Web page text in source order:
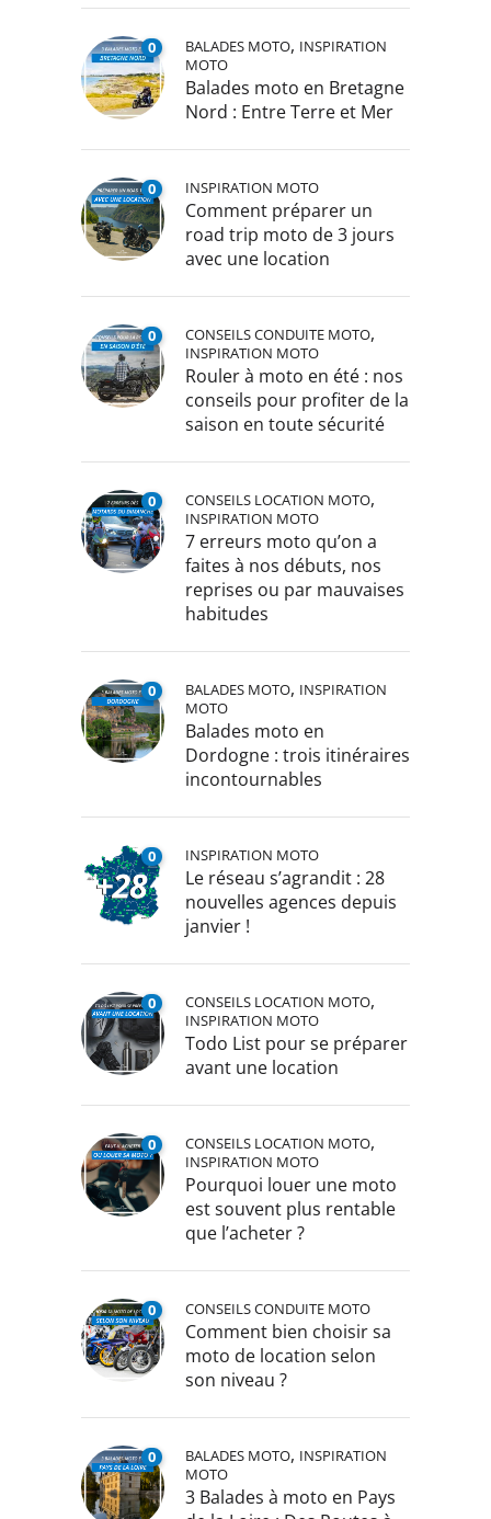
0 BALADES MOTO, INSPIRATION
MOTO
Balades moto en Bretagne
Nord : Entre Terre et Mer
0 INSPIRATION MOTO
Comment préparer un
road trip moto de 3 jours
avec une location
0 CONSEILS CONDUITE MOTO,
INSPIRATION MOTO
Rouler à moto en été : nos
conseils pour profiter de la
saison en toute sécurité
0 CONSEILS LOCATION MOTO,
INSPIRATION MOTO
7 erreurs moto qu’on a
faites à nos débuts, nos
reprises ou par mauvaises
habitudes
0 BALADES MOTO, INSPIRATION
MOTO
Balades moto en
Dordogne : trois itinéraires
incontournables
0 INSPIRATION MOTO
Le réseau s’agrandit : 28
nouvelles agences depuis
janvier !
0 CONSEILS LOCATION MOTO,
INSPIRATION MOTO
Todo List pour se préparer
avant une location
0 CONSEILS LOCATION MOTO,
INSPIRATION MOTO
Pourquoi louer une moto
est souvent plus rentable
que l’acheter ?
0 CONSEILS CONDUITE MOTO
Comment bien choisir sa
moto de location selon
son niveau ?
0 BALADES MOTO, INSPIRATION
MOTO
3 Balades à moto en Pays